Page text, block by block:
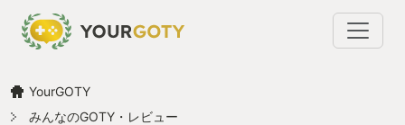
YourGOTY
みんなのGOTY・レビュー